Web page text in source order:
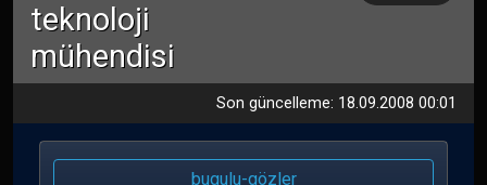
teknoloji
mühendisi
Son güncelleme: 18.09.2008 00:01
bugulu-gözler